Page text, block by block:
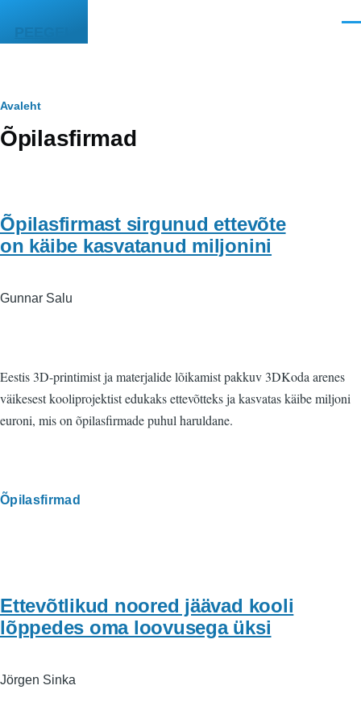
PEEGEL
Leivapuru
Avaleht
Õpilasfirmad
Õpilasfirmast sirgunud ettevõte
on käibe kasvatanud miljonini
Gunnar Salu
Eestis 3D-printimist ja materjalide lõikamist pakkuv 3DKoda arenes
väikesest kooliprojektist edukaks ettevõtteks ja kasvatas käibe miljoni
euroni, mis on õpilasfirmade puhul haruldane.
Õpilasfirmad
Ettevõtlikud noored jäävad kooli
lõppedes oma loovusega üksi
Jörgen Sinka